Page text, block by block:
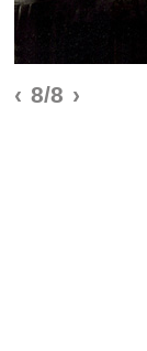
‹ 8/8 ›